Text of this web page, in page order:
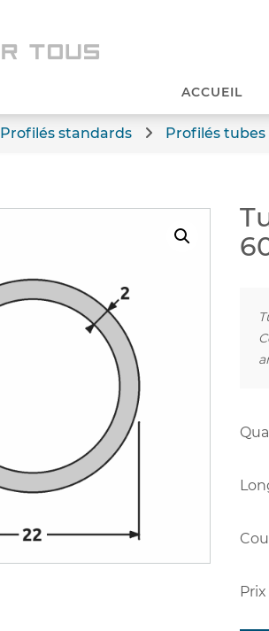
ACCUEIL
Profilés standards Profilés tubes
Prix